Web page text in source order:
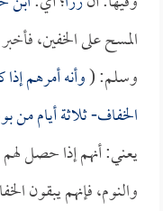
المسح على الخفين،
وسلم: (وأنه أمرهم
الخفاف- ثلاثة أيام من
يعني: أنهم إذا حصل
والنوم، فإنهم يبقون